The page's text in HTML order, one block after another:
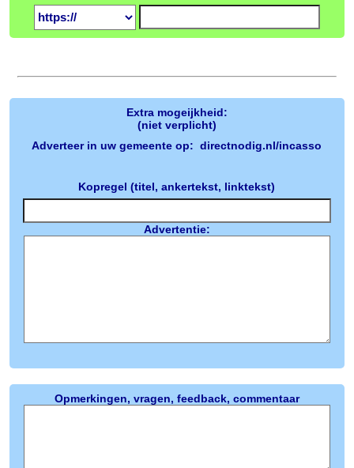
Extra mogeijkheid:
(niet verplicht)
Adverteer in uw gemeente op: directnodig.nl/incasso
Kopregel (titel, ankertekst, linktekst)
Advertentie:
Opmerkingen, vragen, feedback, commentaar